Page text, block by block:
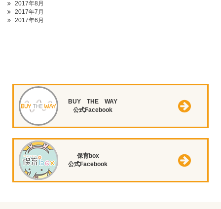
2017年8月
2017年7月
2017年6月
BUY THE WAY
公式Facebook
保育box
公式Facebook